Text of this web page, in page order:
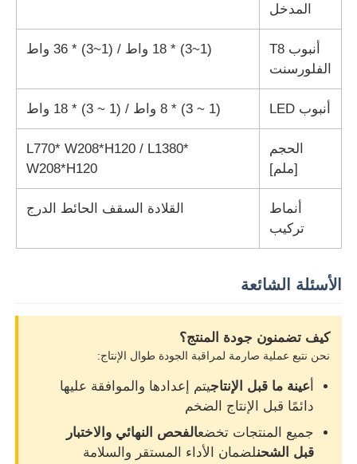
المدخل
أنبوب T8
الفلورسنت
(1~3) * 18 واط / (1~3) * 36 واط
أنبوب LED (1 ~ 3) * 8 واط / (1 ~ 3) * 18 واط
الحجم
[ملم]
L770* W208*H120 / L1380*
W208*H120
أنماط
تركيب
القلادة السقف الحائط الدرج
الأسئلة الشائعة
كيف تضمنون جودة المنتج؟
نحن نتبع عملية صارمة لمراقبة الجودة طوال الإنتاج:
أعينة ما قبل الإنتاجيتم إعدادها والموافقة عليها
دائمًا قبل الإنتاج الضخم
جميع المنتجات تخضعالفحص النهائي والاختبار
قبل الشحنلضمان الأداء المستقر والسلامة